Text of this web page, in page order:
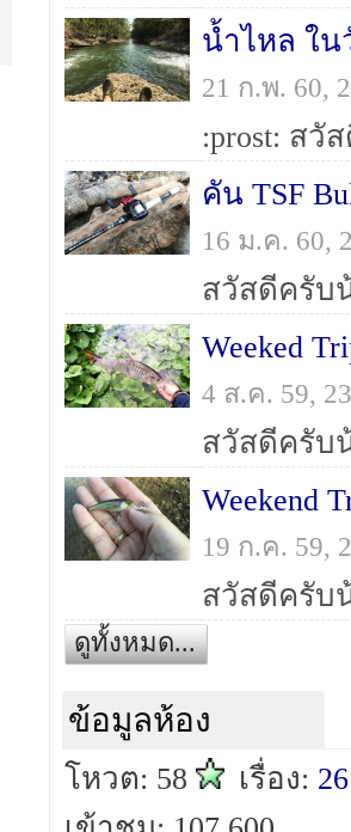
น้ำไหล ใน
21 ก.พ. 60,
คัน TSF
16 ม.ค. 60,
Weeked
4 ส.ค. 59,
Weekend
19 ก.ค. 59,
ดูทั้งหมด...
ข้อมูลห้อง
โหวต: 58 เรื่อง: 26